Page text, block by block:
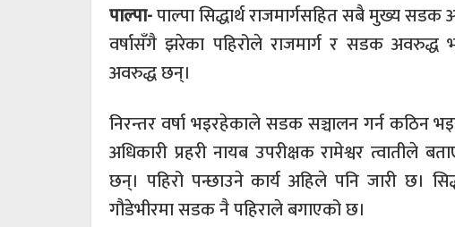
पाल्पा-पाल्पा सिद्धार्थ राजमार्गसहित सबै मुख्य
वर्षासँगै झरेका पहिरोले राजमार्ग र सडक
अवरुद्ध छन्।
निरन्तर वर्षा भइरहेकाले सडक सञ्चालन गर्न कठिन
अधिकारी प्रहरी नायब उपरीक्षक रामेश्वर त्वातीले
छन्। पहिरो पन्छाउने कार्य अहिले पनि जारी छ।
गौडेभीरमा सडक नै पहिराले बगाएको छ।